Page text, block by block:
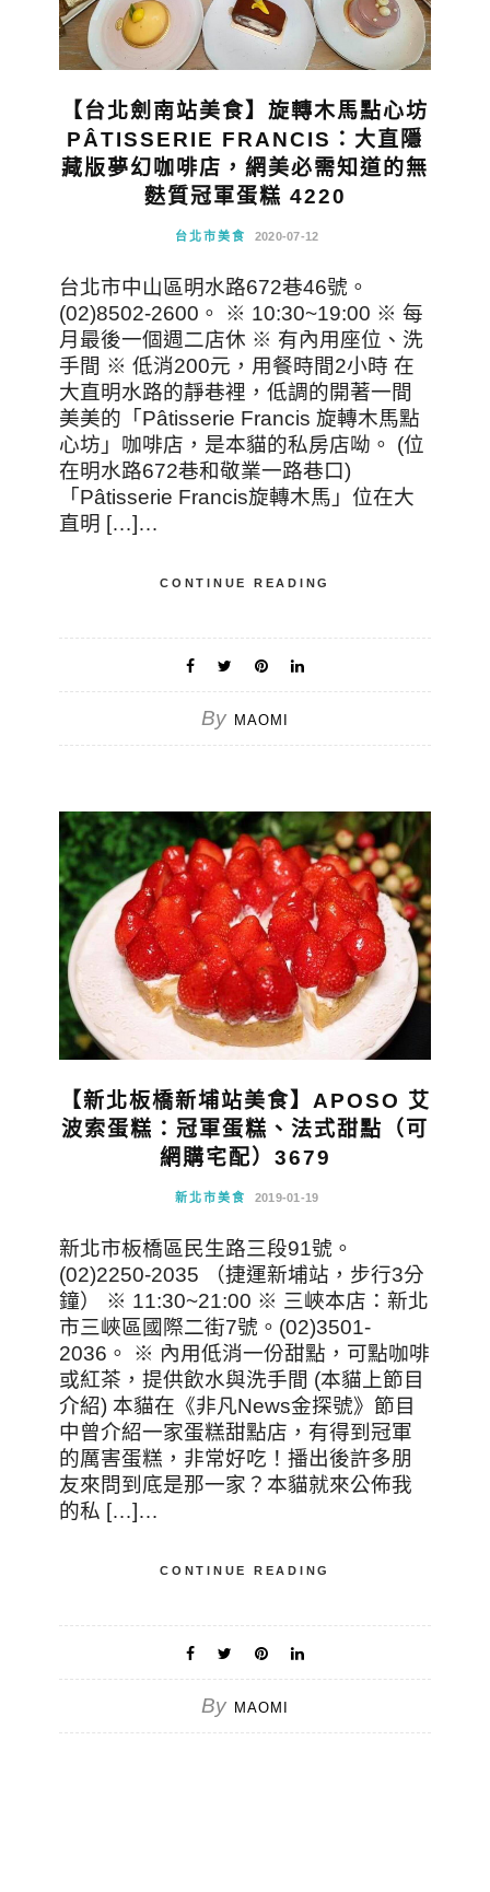
【台北劍南站美食】旋轉木馬點心坊
PÂTISSERIE FRANCIS：大直隱
藏版夢幻咖啡店，網美必需知道的無
麩質冠軍蛋糕 4220
台北市美食 2020-07-12
台北市中山區明水路672巷46號。
(02)8502-2600。 ※ 10:30~19:00 ※ 每
月最後一個週二店休 ※ 有內用座位、洗
手間 ※ 低消200元，用餐時間2小時 在
大直明水路的靜巷裡，低調的開著一間
美美的「Pâtisserie Francis 旋轉木馬點
心坊」咖啡店，是本貓的私房店呦。 (位
在明水路672巷和敬業一路巷口)
「Pâtisserie Francis旋轉木馬」位在大
直明 […]…
CONTINUE READING
By MAOMI
【新北板橋新埔站美食】APOSO 艾
波索蛋糕：冠軍蛋糕、法式甜點（可
網購宅配）3679
新北市美食 2019-01-19
新北市板橋區民生路三段91號。
(02)2250-2035 （捷運新埔站，步行3分
鐘） ※ 11:30~21:00 ※ 三峽本店：新北
市三峽區國際二街7號。(02)3501-
2036。 ※ 內用低消一份甜點，可點咖啡
或紅茶，提供飲水與洗手間 (本貓上節目
介紹) 本貓在《非凡News金探號》節目
中曾介紹一家蛋糕甜點店，有得到冠軍
的厲害蛋糕，非常好吃！播出後許多朋
友來問到底是那一家？本貓就來公佈我
的私 […]…
CONTINUE READING
By MAOMI